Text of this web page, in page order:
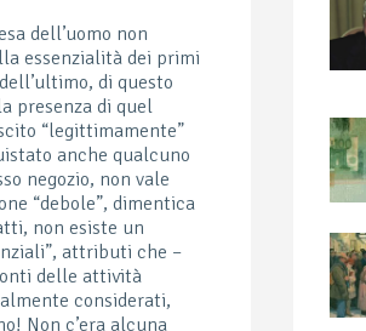
dell’uomo non
essenzialità dei primi
di questo
presenza di quel
“legittimamente”
anche qualcuno
negozio, non vale
“debole”, dimentica
non esiste un
attributi che –
delle attività
considerati,
Non c’era alcuna